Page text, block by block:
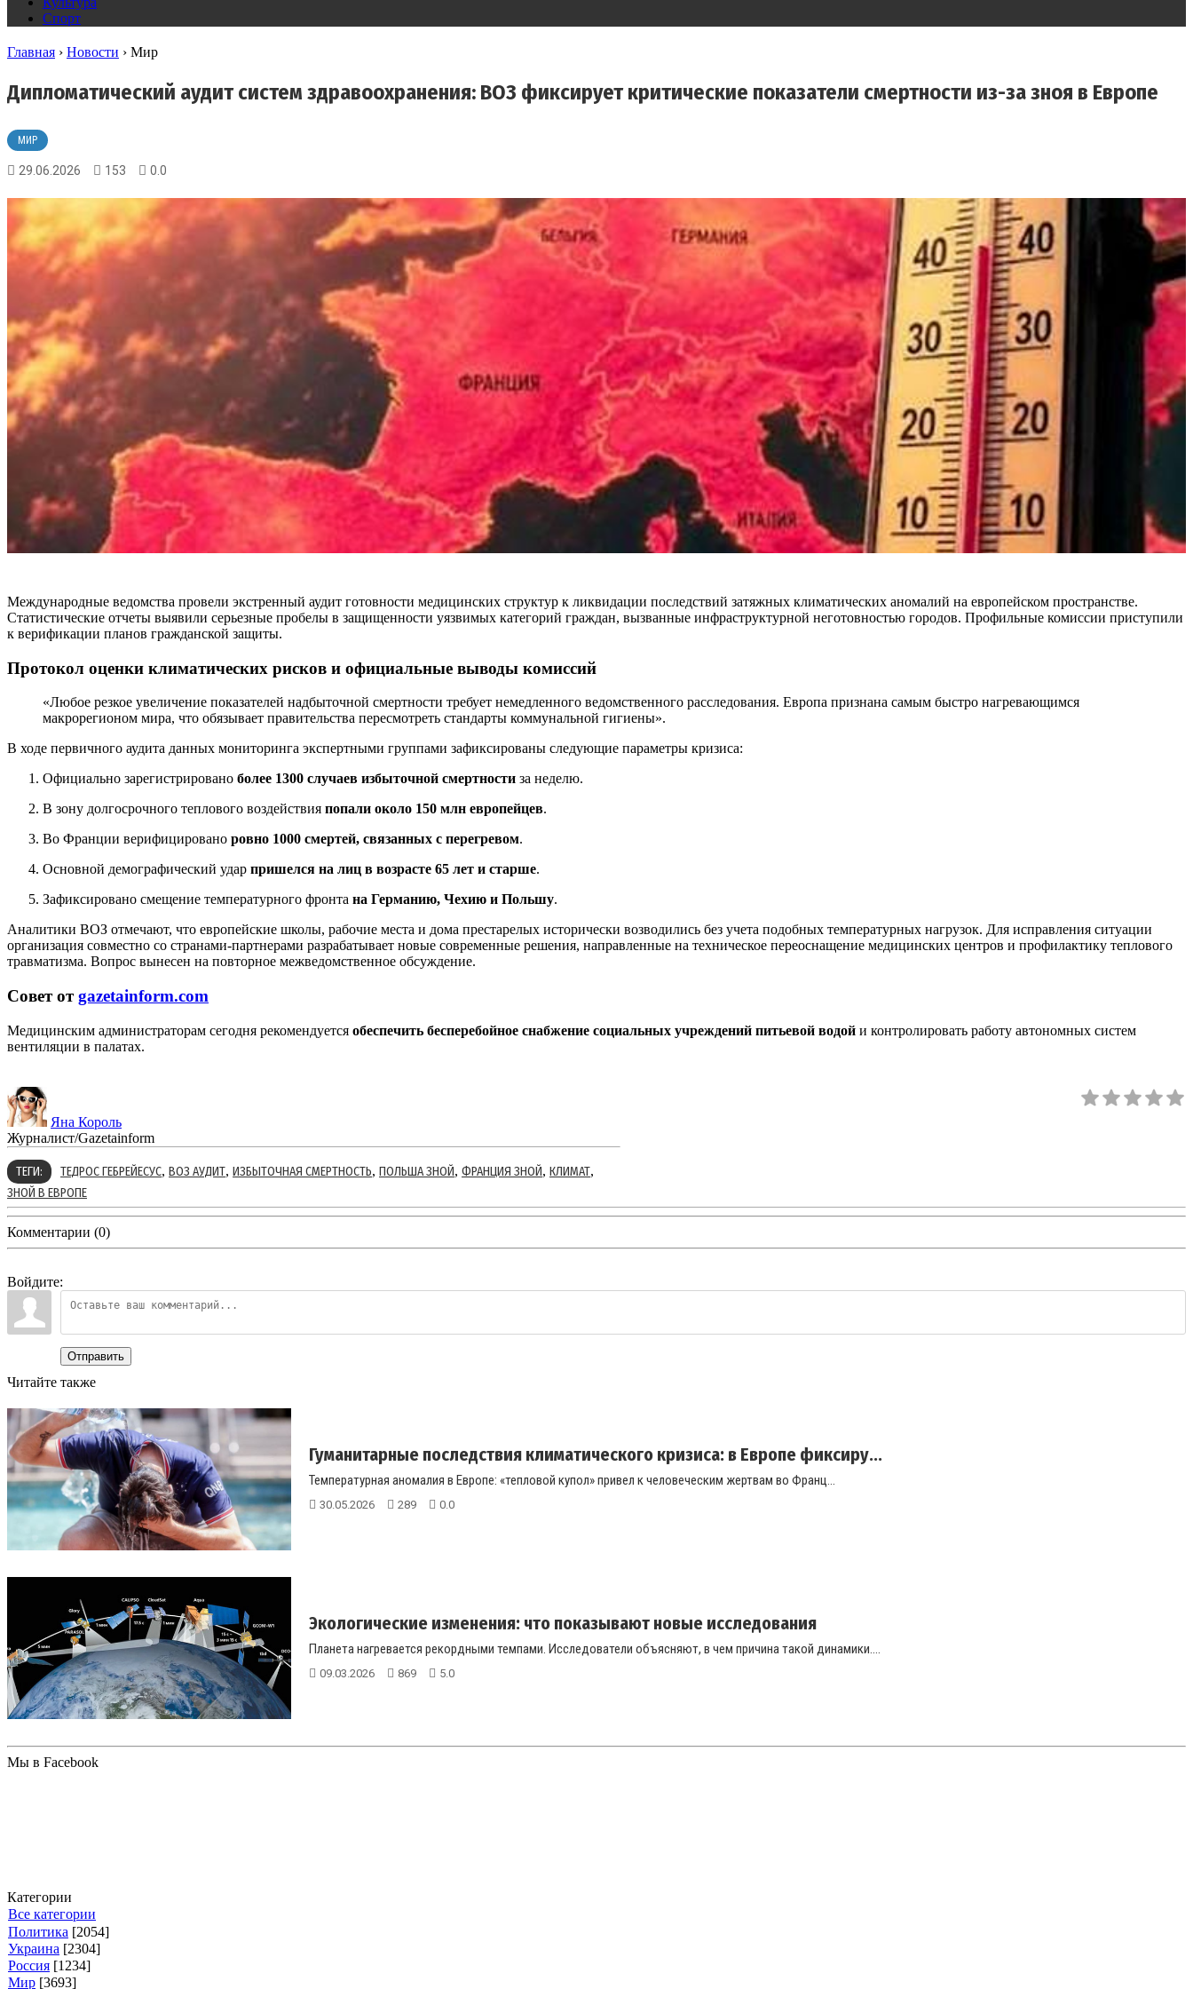
Спорт
Главная › Новости › Мир
Дипломатический аудит систем здравоохранения: ВОЗ фиксирует критические показатели смертности из-за зноя в Европе
МИР
29.06.2026 153 0.0
Международные ведомства провели экстренный аудит готовности медицинских структур к ликвидации последствий затяжных климатических аномалий на европейском пространстве.
Статистические отчеты выявили серьезные пробелы в защищенности уязвимых категорий граждан, вызванные инфраструктурной неготовностью городов. Профильные комиссии приступили
к верификации планов гражданской защиты.
Протокол оценки климатических рисков и официальные выводы комиссий
«Любое резкое увеличение показателей надбыточной смертности требует немедленного ведомственного расследования. Европа признана самым быстро нагревающимся
макрорегионом мира, что обязывает правительства пересмотреть стандарты коммунальной гигиены».
В ходе первичного аудита данных мониторинга экспертными группами зафиксированы следующие параметры кризиса:
Официально зарегистрировано более 1300 случаев избыточной смертности за неделю.
В зону долгосрочного теплового воздействия попали около 150 млн европейцев.
Во Франции верифицировано ровно 1000 смертей, связанных с перегревом.
Основной демографический удар пришелся на лиц в возрасте 65 лет и старше.
Зафиксировано смещение температурного фронта на Германию, Чехию и Польшу.
Аналитики ВОЗ отмечают, что европейские школы, рабочие места и дома престарелых исторически возводились без учета подобных температурных нагрузок. Для исправления ситуации
организация совместно со странами-партнерами разрабатывает новые современные решения, направленные на техническое переоснащение медицинских центров и профилактику теплового
травматизма. Вопрос вынесен на повторное межведомственное обсуждение.
Совет отgazetainform.com
Медицинским администраторам сегодня рекомендуется обеспечить бесперебойное снабжение социальных учреждений питьевой водой и контролировать работу автономных систем
вентиляции в палатах.
Яна Король
Журналист/Gazetainform
ТЕГИ: ТЕДРОС ГЕБРЕЙЕСУС, ВОЗ АУДИТ, ИЗБЫТОЧНАЯ СМЕРТНОСТЬ, ПОЛЬША ЗНОЙ, ФРАНЦИЯ ЗНОЙ, КЛИМАТ,
ЗНОЙ В ЕВРОПЕ
Комментарии (0)
Войдите:
Отправить
Читайте также
Гуманитарные последствия климатического кризиса: в Европе фиксиру...
Температурная аномалия в Европе: «тепловой купол» привел к человеческим жертвам во Франц...
30.05.2026 289 0.0
Экологические изменения: что показывают новые исследования
Планета нагревается рекордными темпами. Исследователи объясняют, в чем причина такой динамики....
09.03.2026 869 5.0
Мы в Facebook
Категории
Все категории
Политика [2054]
Украина [2304]
Россия [1234]
Мир [3693]